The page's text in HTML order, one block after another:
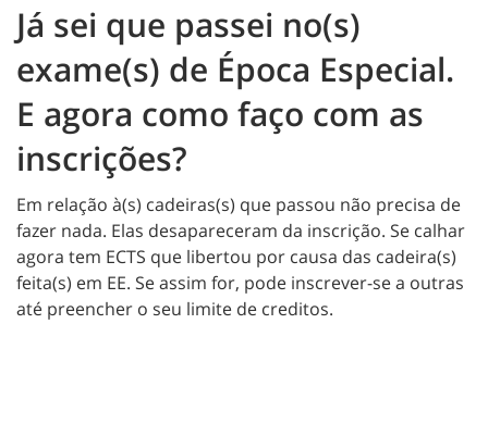
Já sei que passei no(s)
exame(s) de Época Especial.
E agora como faço com as
inscrições?
Em relação à(s) cadeiras(s) que passou não precisa de
fazer nada. Elas desapareceram da inscrição. Se calhar
agora tem ECTS que libertou por causa das cadeira(s)
feita(s) em EE. Se assim for, pode inscrever-se a outras
até preencher o seu limite de creditos.